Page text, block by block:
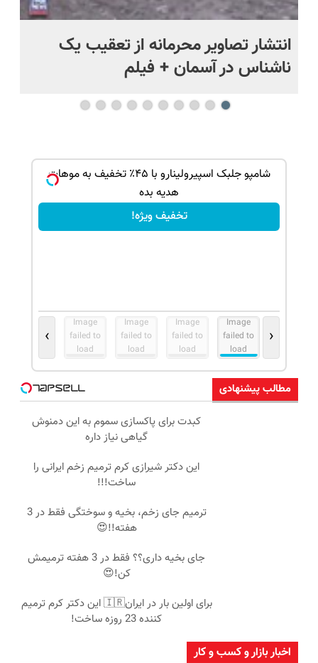
انتشار تصاویر محرمانه از تعقیب یک
ناشناس در آسمان + فیلم
شامپو جلبک اسپیرولینارو با ۴۵٪ تخفیف به موهات
هدیه بده
تخفیف ویژه!
‹
Image
failed to
load
Image
failed to
load
Image
failed to
load
Image
failed to
load
›
مطالب پیشنهادی
کبدت برای پاکسازی سموم به این دمنوش
گیاهی نیاز داره
این دکتر شیرازی کرم ترمیم زخم ایرانی را
ساخت!!!
ترمیم جای زخم، بخیه و سوختگی فقط در 3
هفته!!😍
جای بخیه داری؟؟ فقط در 3 هفته ترمیمش
کن!😍
برای اولین بار در ایران🇮🇷 این دکتر کرم ترمیم
کننده 23 روزه ساخت!
اخبار بازار و کسب و کار